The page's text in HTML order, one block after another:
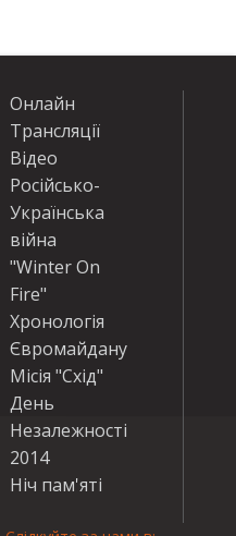
Онлайн
Трансляції
Відео
Російсько-
Українська
війна
"Winter On
Fire"
Хронологія
Євромайдану
Місія "Схід"
День
Незалежності
2014
Ніч пам'яті